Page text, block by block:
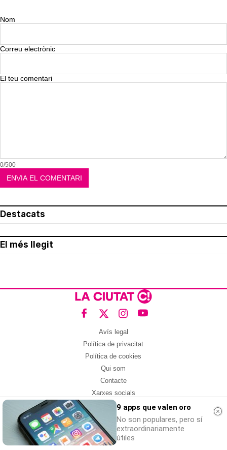
Nom
Correu electrònic
El teu comentari
0/500
Destacats
El més llegit
Avís legal
Política de privacitat
Política de cookies
Qui som
Contacte
Xarxes socials
Amb col·laboració de:9 apps que valen oro
No son populares, pero sí
extraordinariamente
útiles